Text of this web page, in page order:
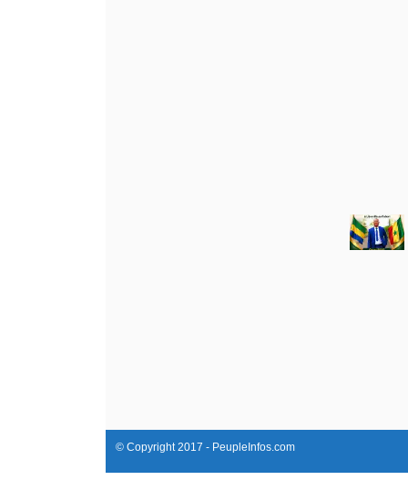
© Copyright 2017 - PeupleInfos.com